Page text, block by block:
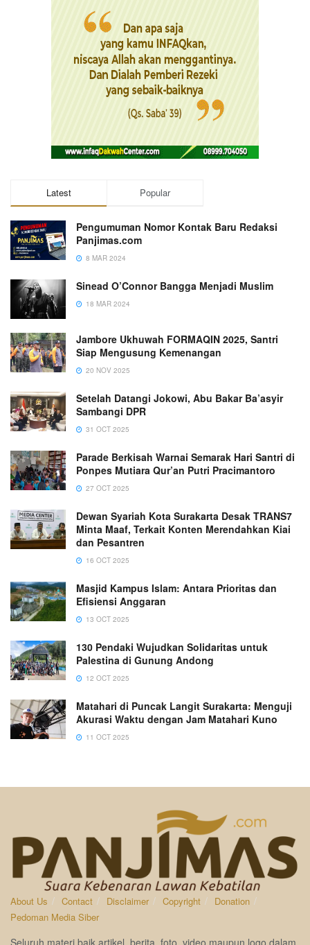
Latest Popular
Pengumuman Nomor Kontak Baru Redaksi
Panjimas.com
8 MAR 2024
Sinead O’Connor Bangga Menjadi Muslim
18 MAR 2024
Jambore Ukhuwah FORMAQIN 2025, Santri
Siap Mengusung Kemenangan
20 NOV 2025
Setelah Datangi Jokowi, Abu Bakar Ba’asyir
Sambangi DPR
31 OCT 2025
Parade Berkisah Warnai Semarak Hari Santri di
Ponpes Mutiara Qur’an Putri Pracimantoro
27 OCT 2025
Dewan Syariah Kota Surakarta Desak TRANS7
Minta Maaf, Terkait Konten Merendahkan Kiai
dan Pesantren
16 OCT 2025
Masjid Kampus Islam: Antara Prioritas dan
Efisiensi Anggaran
13 OCT 2025
130 Pendaki Wujudkan Solidaritas untuk
Palestina di Gunung Andong
12 OCT 2025
Matahari di Puncak Langit Surakarta: Menguji
Akurasi Waktu dengan Jam Matahari Kuno
11 OCT 2025
About Us Contact Disclaimer Copyright
Donation
Pedoman Media Siber
Seluruh materi baik artikel, berita, foto, video maupun logo dalam